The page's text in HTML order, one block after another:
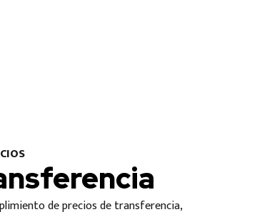
de precios de transferencia,